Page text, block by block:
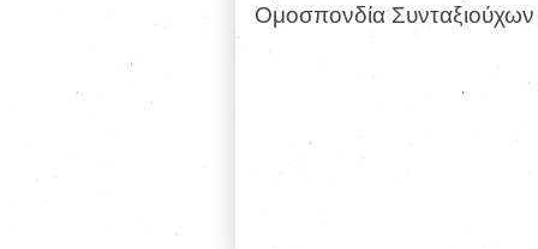
Ομοσπονδία